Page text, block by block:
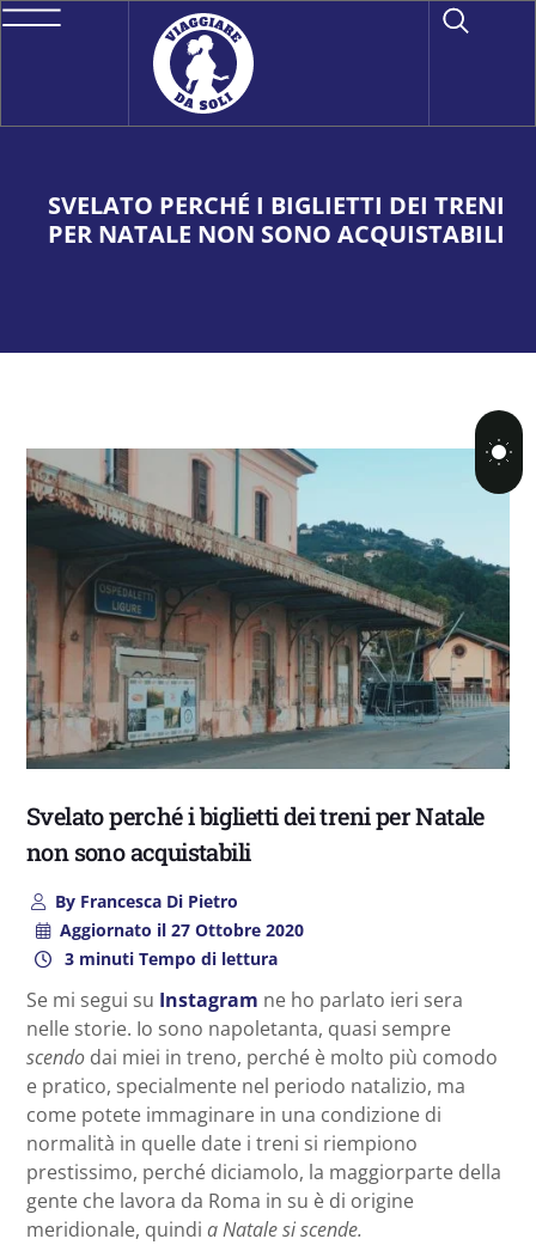
SVELATO PERCHÉ I BIGLIETTI DEI TRENI
PER NATALE NON SONO ACQUISTABILI
Svelato perché i biglietti dei treni per Natale
non sono acquistabili
ByFrancesca Di Pietro
Aggiornato il27 Ottobre 2020
3 minuti Tempo di lettura
Se mi segui su Instagram ne ho parlato ieri sera
nelle storie. Io sono napoletanta, quasi sempre
scendo dai miei in treno, perché è molto più comodo
e pratico, specialmente nel periodo natalizio, ma
come potete immaginare in una condizione di
normalità in quelle date i treni si riempiono
prestissimo, perché diciamolo, la maggiorparte della
gente che lavora da Roma in su è di origine
meridionale, quindi a Natale si scende.